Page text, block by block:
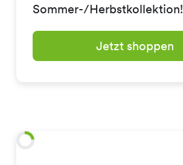
Sommer-/Herbstkollektion!
Jetzt shoppen